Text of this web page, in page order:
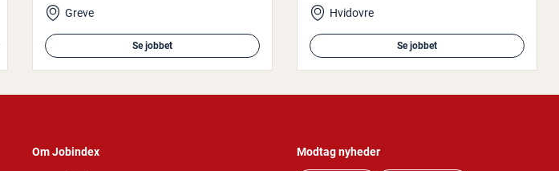
Greve
Se jobbet
Hvidovre
Se jobbet
Om Jobindex Modtag nyheder